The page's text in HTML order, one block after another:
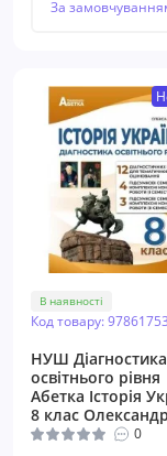
В наявності
Код товару:
НУШ Діагностика
освітнього рівня
Абетка Історія
8 клас
0